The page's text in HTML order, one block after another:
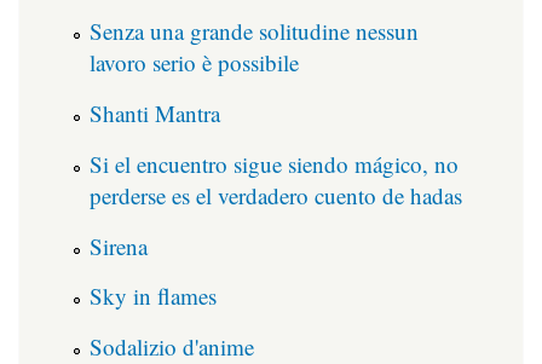
Senza una grande solitudine nessun
lavoro serio è possibile
Shanti Mantra
Si el encuentro sigue siendo mágico, no
perderse es el verdadero cuento de hadas
Sirena
Sky in flames
Sodalizio d'anime